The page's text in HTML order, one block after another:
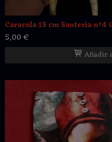
Caracola 15 cm Santeria nº4
5,00 €
Añadir